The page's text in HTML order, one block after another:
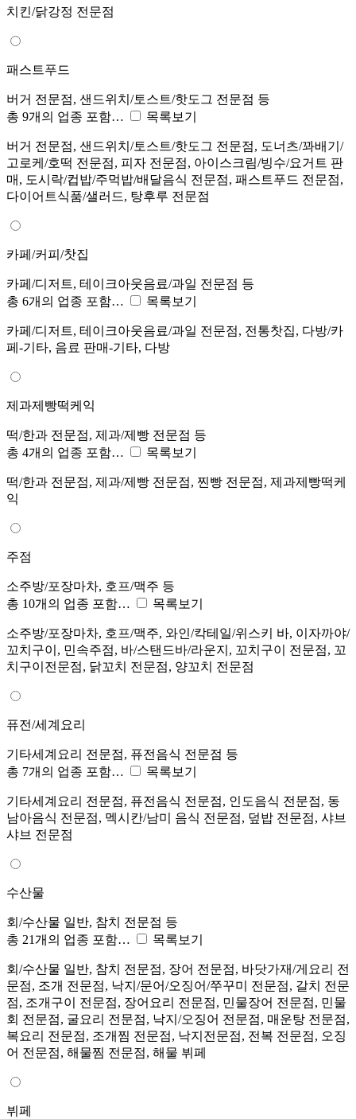
치킨/닭강정 전문점
패스트푸드
버거 전문점, 샌드위치/토스트/핫도그 전문점 등
총 9개의 업종 포함…
목록보기
버거 전문점, 샌드위치/토스트/핫도그 전문점, 도너츠/꽈배기/
고로케/호떡 전문점, 피자 전문점, 아이스크림/빙수/요거트 판
매, 도시락/컵밥/주먹밥/배달음식 전문점, 패스트푸드 전문점,
다이어트식품/샐러드, 탕후루 전문점
카페/커피/찻집
카페/디저트, 테이크아웃음료/과일 전문점 등
총 6개의 업종 포함…
목록보기
카페/디저트, 테이크아웃음료/과일 전문점, 전통찻집, 다방/카
페-기타, 음료 판매-기타, 다방
제과제빵떡케익
떡/한과 전문점, 제과/제빵 전문점 등
총 4개의 업종 포함…
목록보기
떡/한과 전문점, 제과/제빵 전문점, 찐빵 전문점, 제과제빵떡케
익
주점
소주방/포장마차, 호프/맥주 등
총 10개의 업종 포함…
목록보기
소주방/포장마차, 호프/맥주, 와인/칵테일/위스키 바, 이자까야/
꼬치구이, 민속주점, 바/스탠드바/라운지, 꼬치구이 전문점, 꼬
치구이전문점, 닭꼬치 전문점, 양꼬치 전문점
퓨전/세계요리
기타세계요리 전문점, 퓨전음식 전문점 등
총 7개의 업종 포함…
목록보기
기타세계요리 전문점, 퓨전음식 전문점, 인도음식 전문점, 동
남아음식 전문점, 멕시칸/남미 음식 전문점, 덮밥 전문점, 샤브
샤브 전문점
수산물
회/수산물 일반, 참치 전문점 등
총 21개의 업종 포함…
목록보기
회/수산물 일반, 참치 전문점, 장어 전문점, 바닷가재/게요리 전
문점, 조개 전문점, 낙지/문어/오징어/쭈꾸미 전문점, 갈치 전문
점, 조개구이 전문점, 장어요리 전문점, 민물장어 전문점, 민물
회 전문점, 굴요리 전문점, 낙지/오징어 전문점, 매운탕 전문점,
복요리 전문점, 조개찜 전문점, 낙지전문점, 전복 전문점, 오징
어 전문점, 해물찜 전문점, 해물 뷔페
뷔페